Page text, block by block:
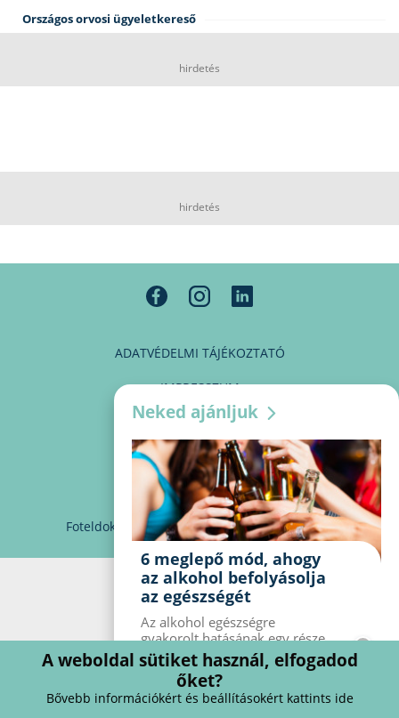
Országos orvosi ügyeletkereső
hirdetés
hirdetés
ADATVÉDELMI TÁJÉKOZTATÓ
IMPRESSZUM
MÉDIAAJÁNLAT
PARTNEREINK
KAPCSOLAT
Foteldoki info@foteldoki.hu Süti beállítások
Neked ajánljuk
6 meglepő mód, ahogy
az alkohol befolyásolja
az egészségét
Az alkohol egészségre
gyakorolt ​​hatásának egy része
jól ismert, mások azonban
meglepők lehetnek. Van hat
kevésbé ismert hatás, amelyet
az alkohol gyakorol a
A weboldal sütiket használ, elfogadod
őket?
Bővebb információkért és beállításokért kattints ide